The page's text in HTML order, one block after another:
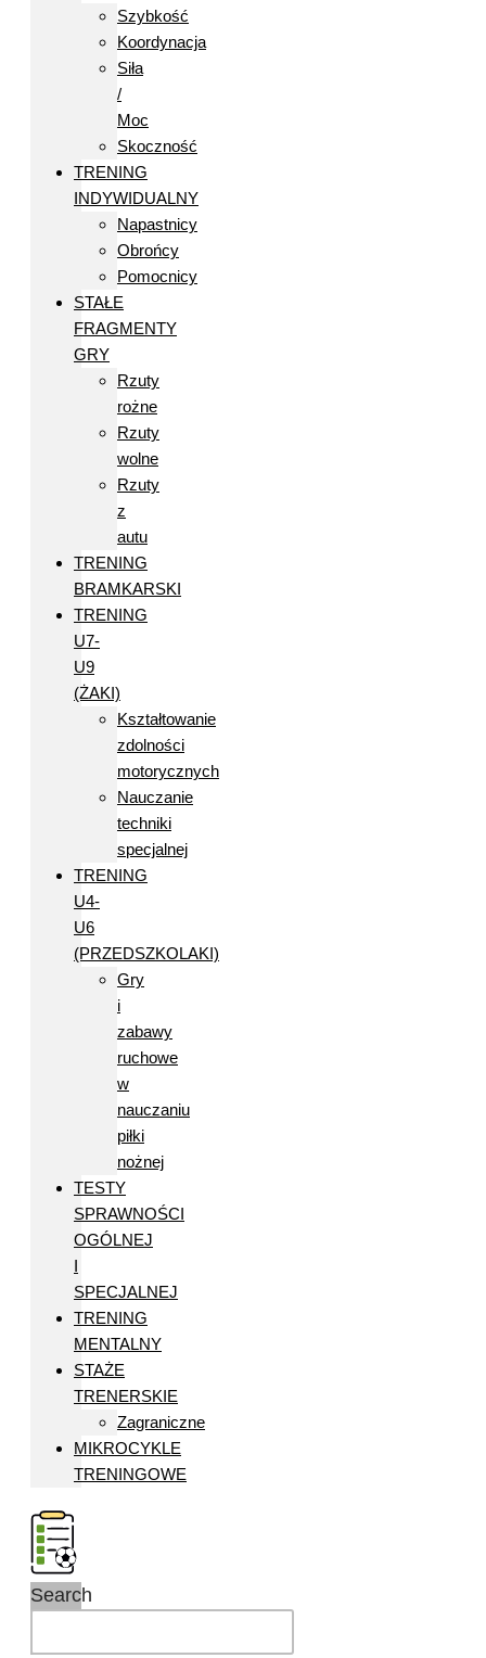
Szybkość
Koordynacja
Siła
/
Moc
Skoczność
TRENING
INDYWIDUALNY
Napastnicy
Obrońcy
Pomocnicy
STAŁE
FRAGMENTY
GRY
Rzuty
rożne
Rzuty
wolne
Rzuty
z
autu
TRENING
BRAMKARSKI
TRENING
U7-
U9
(ŻAKI)
Kształtowanie
zdolności
motorycznych
Nauczanie
techniki
specjalnej
TRENING
U4-
U6
(PRZEDSZKOLAKI)
Gry
i
zabawy
ruchowe
w
nauczaniu
piłki
nożnej
TESTY
SPRAWNOŚCI
OGÓLNEJ
I
SPECJALNEJ
TRENING
MENTALNY
STAŻE
TRENERSKIE
Zagraniczne
MIKROCYKLE
TRENINGOWE
Search